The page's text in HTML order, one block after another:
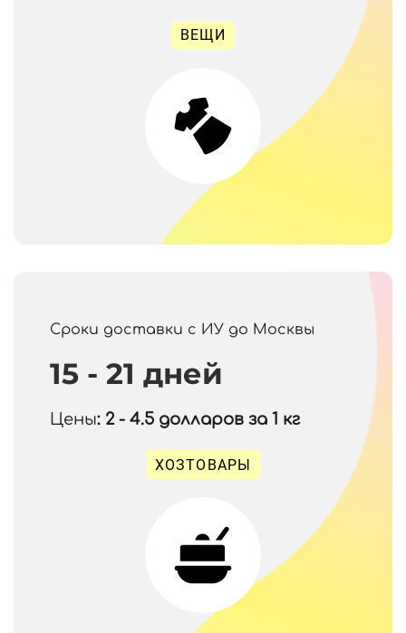
ВЕЩИ
Сроки доставки с ИУ до Москвы
15 - 21 дней
Цены: 2 - 4.5 долларов за 1 кг
ХОЗТОВАРЫ